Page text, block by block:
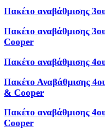
Πακέτο αναβάθμισης
Πακέτο αναβάθμισης
Cooper
Πακέτο αναβάθμισης
Πακέτο Αναβάθμισης
& Cooper
Πακέτο αναβάθμισης
Cooper